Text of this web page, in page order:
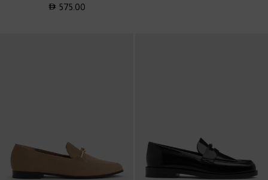
575.00